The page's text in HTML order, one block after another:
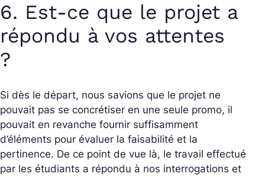
6. Est-ce que le projet a
répondu à vos attentes
?
Si dès le départ, nous savions que le projet ne
pouvait pas se concrétiser en une seule promo, il
pouvait en revanche fournir suffisamment
d’éléments pour évaluer la faisabilité et la
pertinence. De ce point de vue là, le travail effectué
par les étudiants a répondu à nos interrogations et